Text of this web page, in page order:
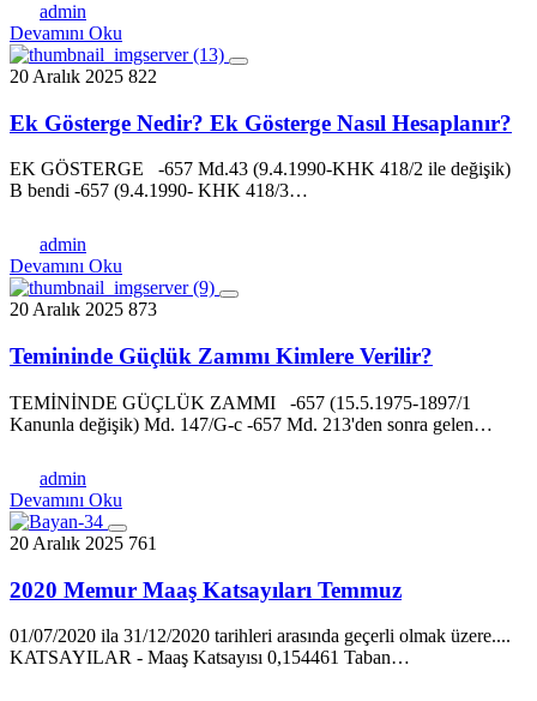
admin
Devamını Oku
20 Aralık 2025 822
Ek Gösterge Nedir? Ek Gösterge Nasıl Hesaplanır?
EK GÖSTERGE -657 Md.43 (9.4.1990-KHK 418/2 ile değişik)
B bendi -657 (9.4.1990- KHK 418/3…
admin
Devamını Oku
20 Aralık 2025 873
Temininde Güçlük Zammı Kimlere Verilir?
TEMİNİNDE GÜÇLÜK ZAMMI -657 (15.5.1975-1897/1
Kanunla değişik) Md. 147/G-c -657 Md. 213'den sonra gelen…
admin
Devamını Oku
20 Aralık 2025 761
2020 Memur Maaş Katsayıları Temmuz
01/07/2020 ila 31/12/2020 tarihleri arasında geçerli olmak üzere....
KATSAYILAR - Maaş Katsayısı 0,154461 Taban…